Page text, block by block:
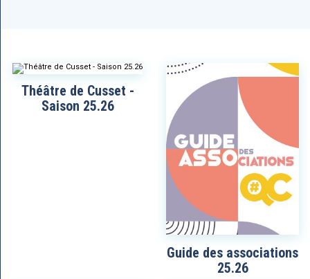
Théâtre de Cusset -
Saison 25.26
Guide des associations
25.26